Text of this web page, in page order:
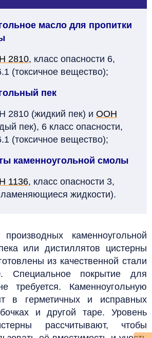
масло для пропитки
2810, класс опасности 6,
(токсичное вещество);
пек
2810 (жидкий пек) и ООН
пек), 6 класс опасности,
(токсичное вещество);
каменноугольной смолы
1136, класс опасности 3,
жидкости).
каменноугольной
или дистиллятов цистерны
из качественной стали
покрытие для
требуется. Каменноугольную
в герметичных и исправных
и другой таре. Уровень
рассчитывают, чтобы